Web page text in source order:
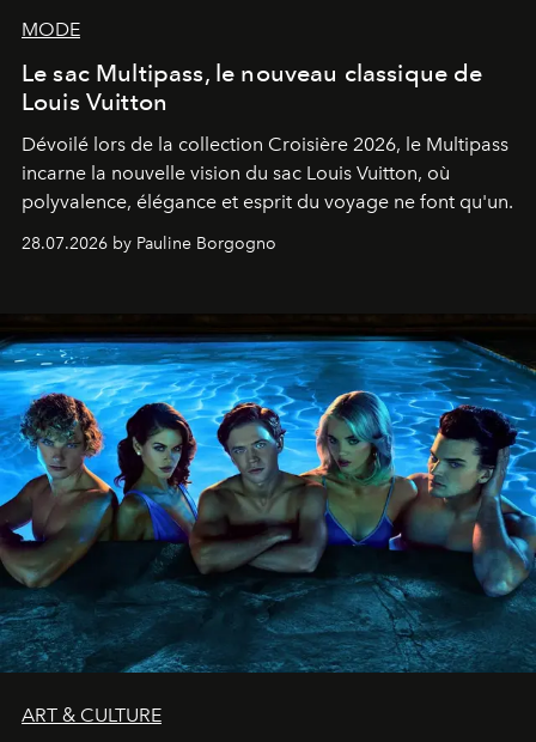
MODE
Le sac Multipass, le nouveau classique de
Louis Vuitton
Dévoilé lors de la collection Croisière 2026, le Multipass
incarne la nouvelle vision du sac Louis Vuitton, où
polyvalence, élégance et esprit du voyage ne font qu'un.
28.07.2026 by Pauline Borgogno
ART & CULTURE